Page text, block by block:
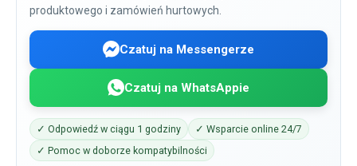
produktowego i zamówień hurtowych.
Czatuj na Messengerze
Czatuj na WhatsAppie
✓ Odpowiedź w ciągu 1 godziny
✓ Wsparcie online 24/7
✓ Pomoc w doborze kompatybilności